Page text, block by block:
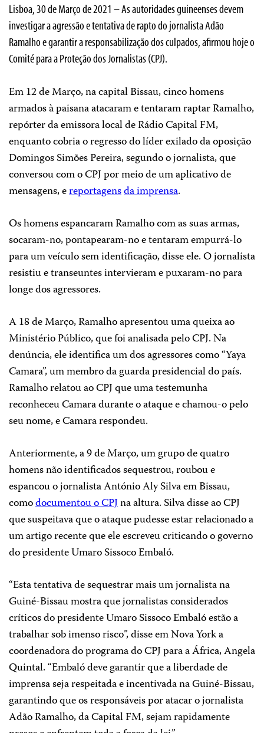
Lisboa, 30 de Março de 2021 – As autoridades guineenses devem
investigar a agressão e tentativa de rapto do jornalista Adão
Ramalho e garantir a responsabilização dos culpados, afirmou hoje o
Comité para a Proteção dos Jornalistas (CPJ).
Em 12 de Março, na capital Bissau, cinco homens
armados à paisana atacaram e tentaram raptar Ramalho,
repórter da emissora local de Rádio Capital FM,
enquanto cobria o regresso do líder exilado da oposição
Domingos Simões Pereira, segundo o jornalista, que
conversou com o CPJ por meio de um aplicativo de
mensagens, ereportagensda imprensa.
Os homens espancaram Ramalho com as suas armas,
socaram-no, pontapearam-no e tentaram empurrá-lo
para um veículo sem identificação, disse ele. O jornalista
resistiu e transeuntes intervieram e puxaram-no para
longe dos agressores.
A 18 de Março, Ramalho apresentou uma queixa ao
Ministério Público, que foi analisada pelo CPJ. Na
denúncia, ele identifica um dos agressores como “Yaya
Camara”, um membro da guarda presidencial do país.
Ramalho relatou ao CPJ que uma testemunha
reconheceu Camara durante o ataque e chamou-o pelo
seu nome, e Camara respondeu.
Anteriormente, a 9 de Março, um grupo de quatro
homens não identificados sequestrou, roubou e
espancou o jornalista António Aly Silva em Bissau,
comodocumentou o CPJna altura. Silva disse ao CPJ
que suspeitava que o ataque pudesse estar relacionado a
um artigo recente que ele escreveu criticando o governo
do presidente Umaro Sissoco Embaló.
“Esta tentativa de sequestrar mais um jornalista na
Guiné-Bissau mostra que jornalistas considerados
críticos do presidente Umaro Sissoco Embaló estão a
trabalhar sob imenso risco”, disse em Nova York a
coordenadora do programa do CPJ para a África, Angela
Quintal. “Embaló deve garantir que a liberdade de
imprensa seja respeitada e incentivada na Guiné-Bissau,
garantindo que os responsáveis ​​por atacar o jornalista
Adão Ramalho, da Capital FM, sejam rapidamente